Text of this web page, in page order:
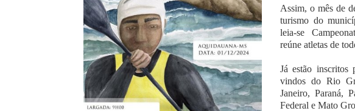
Assim, o mês de
turismo do
leia-se
reúne atletas de
Já estão inscritos
vindos do Rio
Janeiro, Paraná,
Federal e Mato